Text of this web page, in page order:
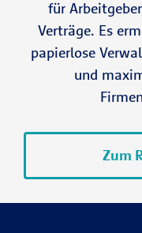
für
Verträge. Es
papierlose
und
Zum